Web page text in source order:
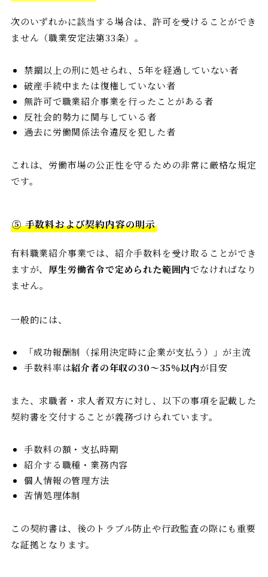
次のいずれかに該当する場合は、許可を受けることができ
ません（職業安定法第33条）。
禁錮以上の刑に処せられ、5年を経過していない者
破産手続中または復権していない者
無許可で職業紹介事業を行ったことがある者
反社会的勢力に関与している者
過去に労働関係法令違反を犯した者
これは、労働市場の公正性を守るための非常に厳格な規定
です。
⑤ 手数料および契約内容の明示
有料職業紹介事業では、紹介手数料を受け取ることができ
ますが、 厚生労働省令で定められた範囲内でなければなり
ません。
一般的には、
「成功報酬制（採用決定時に企業が支払う）」が主流
手数料率は紹介者の年収の30〜35％以内が目安
また、求職者・求人者双方に対し、以下の事項を記載した
契約書を交付することが義務づけられています。
手数料の額・支払時期
紹介する職種・業務内容
個人情報の管理方法
苦情処理体制
この契約書は、後のトラブル防止や行政監査の際にも重要
な証拠となります。